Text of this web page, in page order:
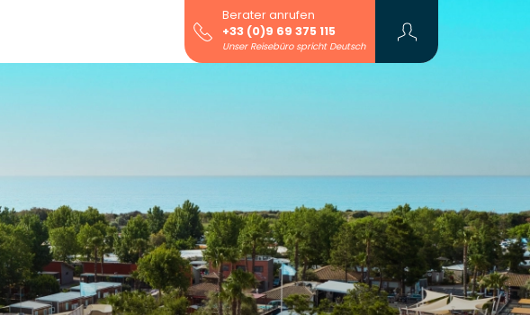
Berater anrufen
+33 (0)9 69 375 115
Unser Reisebüro spricht Deutsch